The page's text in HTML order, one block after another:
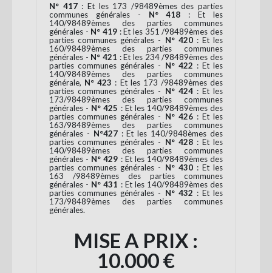
N° 417: Et les 173 /98489èmes des parties
communes générales - N° 418 : Et les
140/98489èmes des parties communes
générales - N° 419 : Et les 351 /98489èmes des
parties communes générales - N° 420: Et les
160/98489èmes des parties communes
générales - N° 421 : Et les 234 /98489èmes des
parties communes générales - N° 422 : Et les
140/98489èmes des parties communes
générale, N° 423 : Et les 173 /98489èmes des
parties communes générales - N° 424: Et les
173/98489èmes des parties communes
générales - N° 425 : Et les 140/98489èmes des
parties communes générales - N° 426: Et les
163/98489èmes des parties communes
générales - N°427: Et les 140/9848èmes des
parties communes générales - N° 428: Et les
140/98489èmes des parties communes
générales - N° 429 : Et les 140/98489èmes des
parties communes générales - N° 430: Et les
163 /98489èmes des parties communes
générales - N° 431 : Et les 140/98489èmes des
parties communes générales - N° 432 : Et les
173/98489èmes des parties communes
générales.
MISE A PRIX :
10.000 €